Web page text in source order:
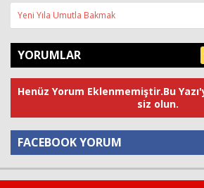
Yeni Yıla Umutla Bakmak
YORUMLAR
Henüz Yorum Eklenmemiştir.Bu
siz olun.
FACEBOOK YORUM